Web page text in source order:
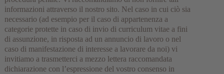
informazioni attraverso il nostro sito. Nel caso in cui ciò sia
necessario (ad esempio per il caso di appartenenza a
categorie protette in caso di invio di curriculum vitae a fini
di assunzione, in risposta ad un annuncio di lavoro o nel
caso di manifestazione di interesse a lavorare da noi) vi
invitiamo a trasmetterci a mezzo lettera raccomandata
dichiarazione con l’espressione del vostro consenso in